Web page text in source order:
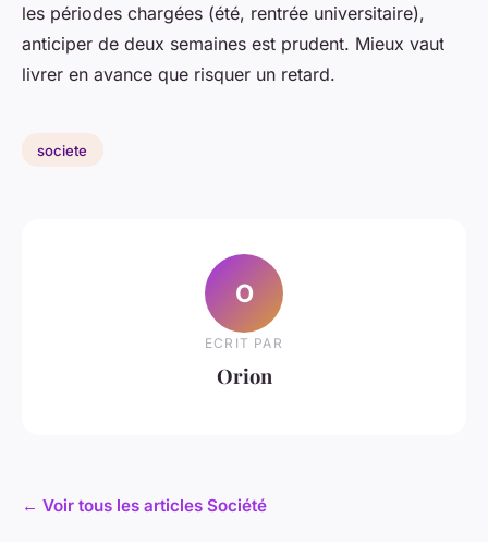
les périodes chargées (été, rentrée universitaire),
anticiper de deux semaines est prudent. Mieux vaut
livrer en avance que risquer un retard.
societe
O
ECRIT PAR
Orion
← Voir tous les articles Société